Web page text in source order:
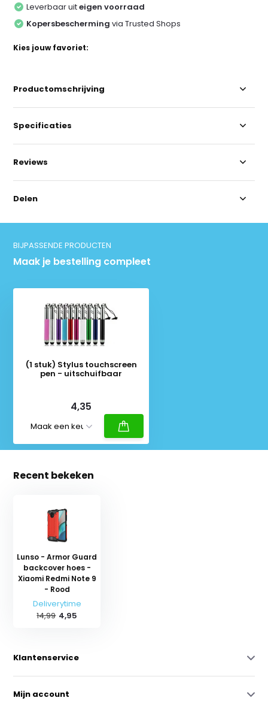
Leverbaar uiteigen voorraad
Kopersbescherming via Trusted Shops
Kies jouw favoriet:
Productomschrijving
Specificaties
Reviews
Delen
BIJPASSENDE PRODUCTEN
Maak je bestelling compleet
(1 stuk) Stylus touchscreen
pen - uitschuifbaar
4,35
Recent bekeken
Lunso - Armor Guard
backcover hoes -
Xiaomi Redmi Note 9
- Rood
Deliverytime
14,99 4,95
Klantenservice
Mijn account